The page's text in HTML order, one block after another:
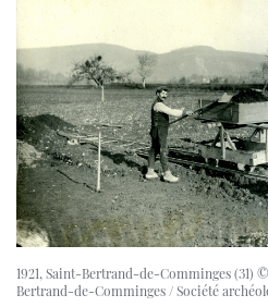
1921, Saint-Bertrand-de-Comminges (31)
Bertrand-de-Comminges / Société